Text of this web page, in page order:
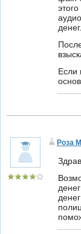
денег.
Если
Роза